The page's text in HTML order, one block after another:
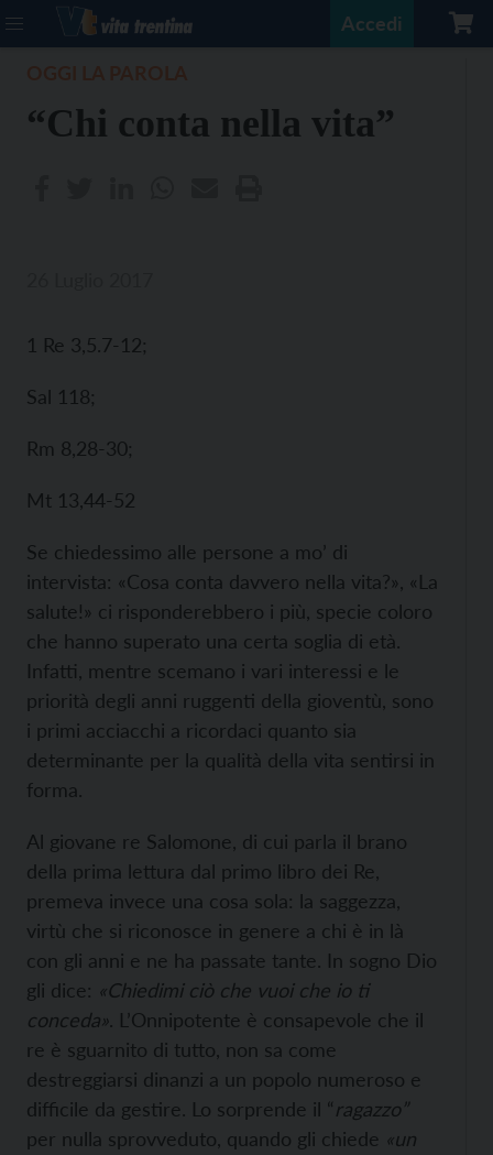
Accedi
“Chi conta nella vita”
1 Re 3,5.7-12;
Sal 118;
Rm 8,28-30;
Mt 13,44-52
Se chiedessimo alle persone a mo’ di
intervista: «Cosa conta davvero nella vita?», «La
salute!» ci risponderebbero i più, specie coloro
che hanno superato una certa soglia di età.
Infatti, mentre scemano i vari interessi e le
priorità degli anni ruggenti della gioventù, sono
i primi acciacchi a ricordaci quanto sia
determinante per la qualità della vita sentirsi in
forma.
Al giovane re Salomone, di cui parla il brano
della prima lettura dal primo libro dei Re,
premeva invece una cosa sola: la saggezza,
virtù che si riconosce in genere a chi è in là
con gli anni e ne ha passate tante. In sogno Dio
gli dice: «Chiedimi ciò che vuoi che io ti
conceda». L’Onnipotente è consapevole che il
re è sguarnito di tutto, non sa come
destreggiarsi dinanzi a un popolo numeroso e
difficile da gestire. Lo sorprende il “ragazzo”
per nulla sprovveduto, quando gli chiede «un